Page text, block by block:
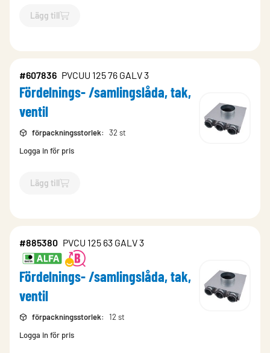
Lägg till
`$Lägg till
#607836 PVCUU 125 76 GALV 3
Fördelnings- /samlingslåda, tak,
ventil
förpackningsstorlek:
32 st
Logga in för pris
Lägg till
`$Lägg till
#885380 PVCU 125 63 GALV 3
Fördelnings- /samlingslåda, tak,
ventil
förpackningsstorlek:
12 st
Logga in för pris